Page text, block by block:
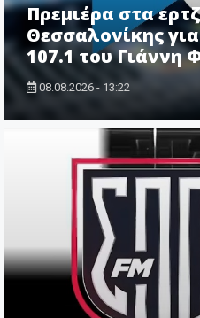
Πρεμιέρα στα
Θεσσαλονίκης
107.1 του Γιάννη
08.08.2026 - 13:22